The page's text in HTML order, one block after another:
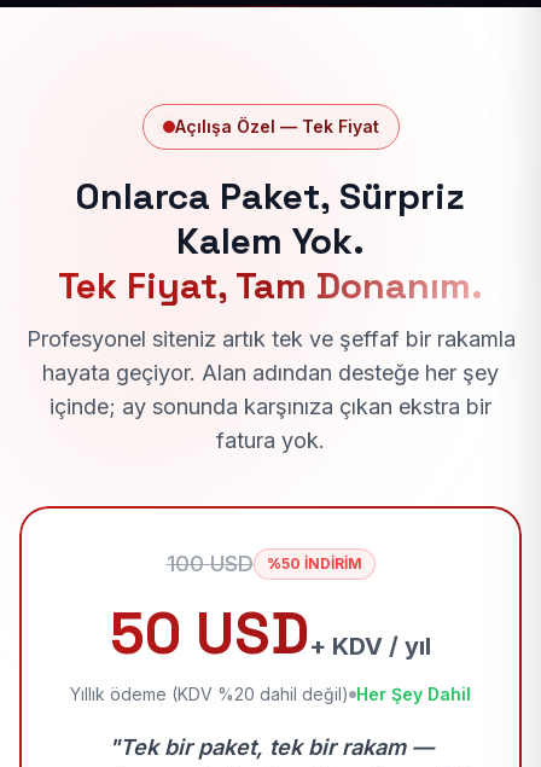
Açılışa Özel — Tek Fiyat
Onlarca Paket, Sürpriz
Kalem Yok.
Tek Fiyat, Tam Donanım.
Profesyonel siteniz artık tek ve şeffaf bir rakamla
hayata geçiyor. Alan adından desteğe her şey
içinde; ay sonunda karşınıza çıkan ekstra bir
fatura yok.
100 USD %50 İNDİRİM
50 USD+ KDV / yıl
Yıllık ödeme (KDV %20 dahil değil) Her Şey Dahil
"Tek bir paket, tek bir rakam —